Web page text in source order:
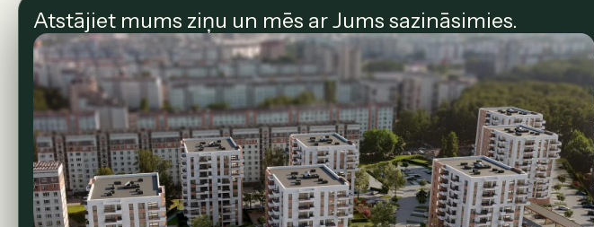
Atstājiet mums ziņu un mēs ar Jums sazināsimies.